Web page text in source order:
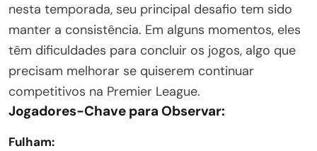
nesta temporada, seu principal desafio tem sido
manter a consistência. Em alguns momentos, eles
têm dificuldades para concluir os jogos, algo que
precisam melhorar se quiserem continuar
competitivos na Premier League.
Jogadores-Chave para Observar:
Fulham: